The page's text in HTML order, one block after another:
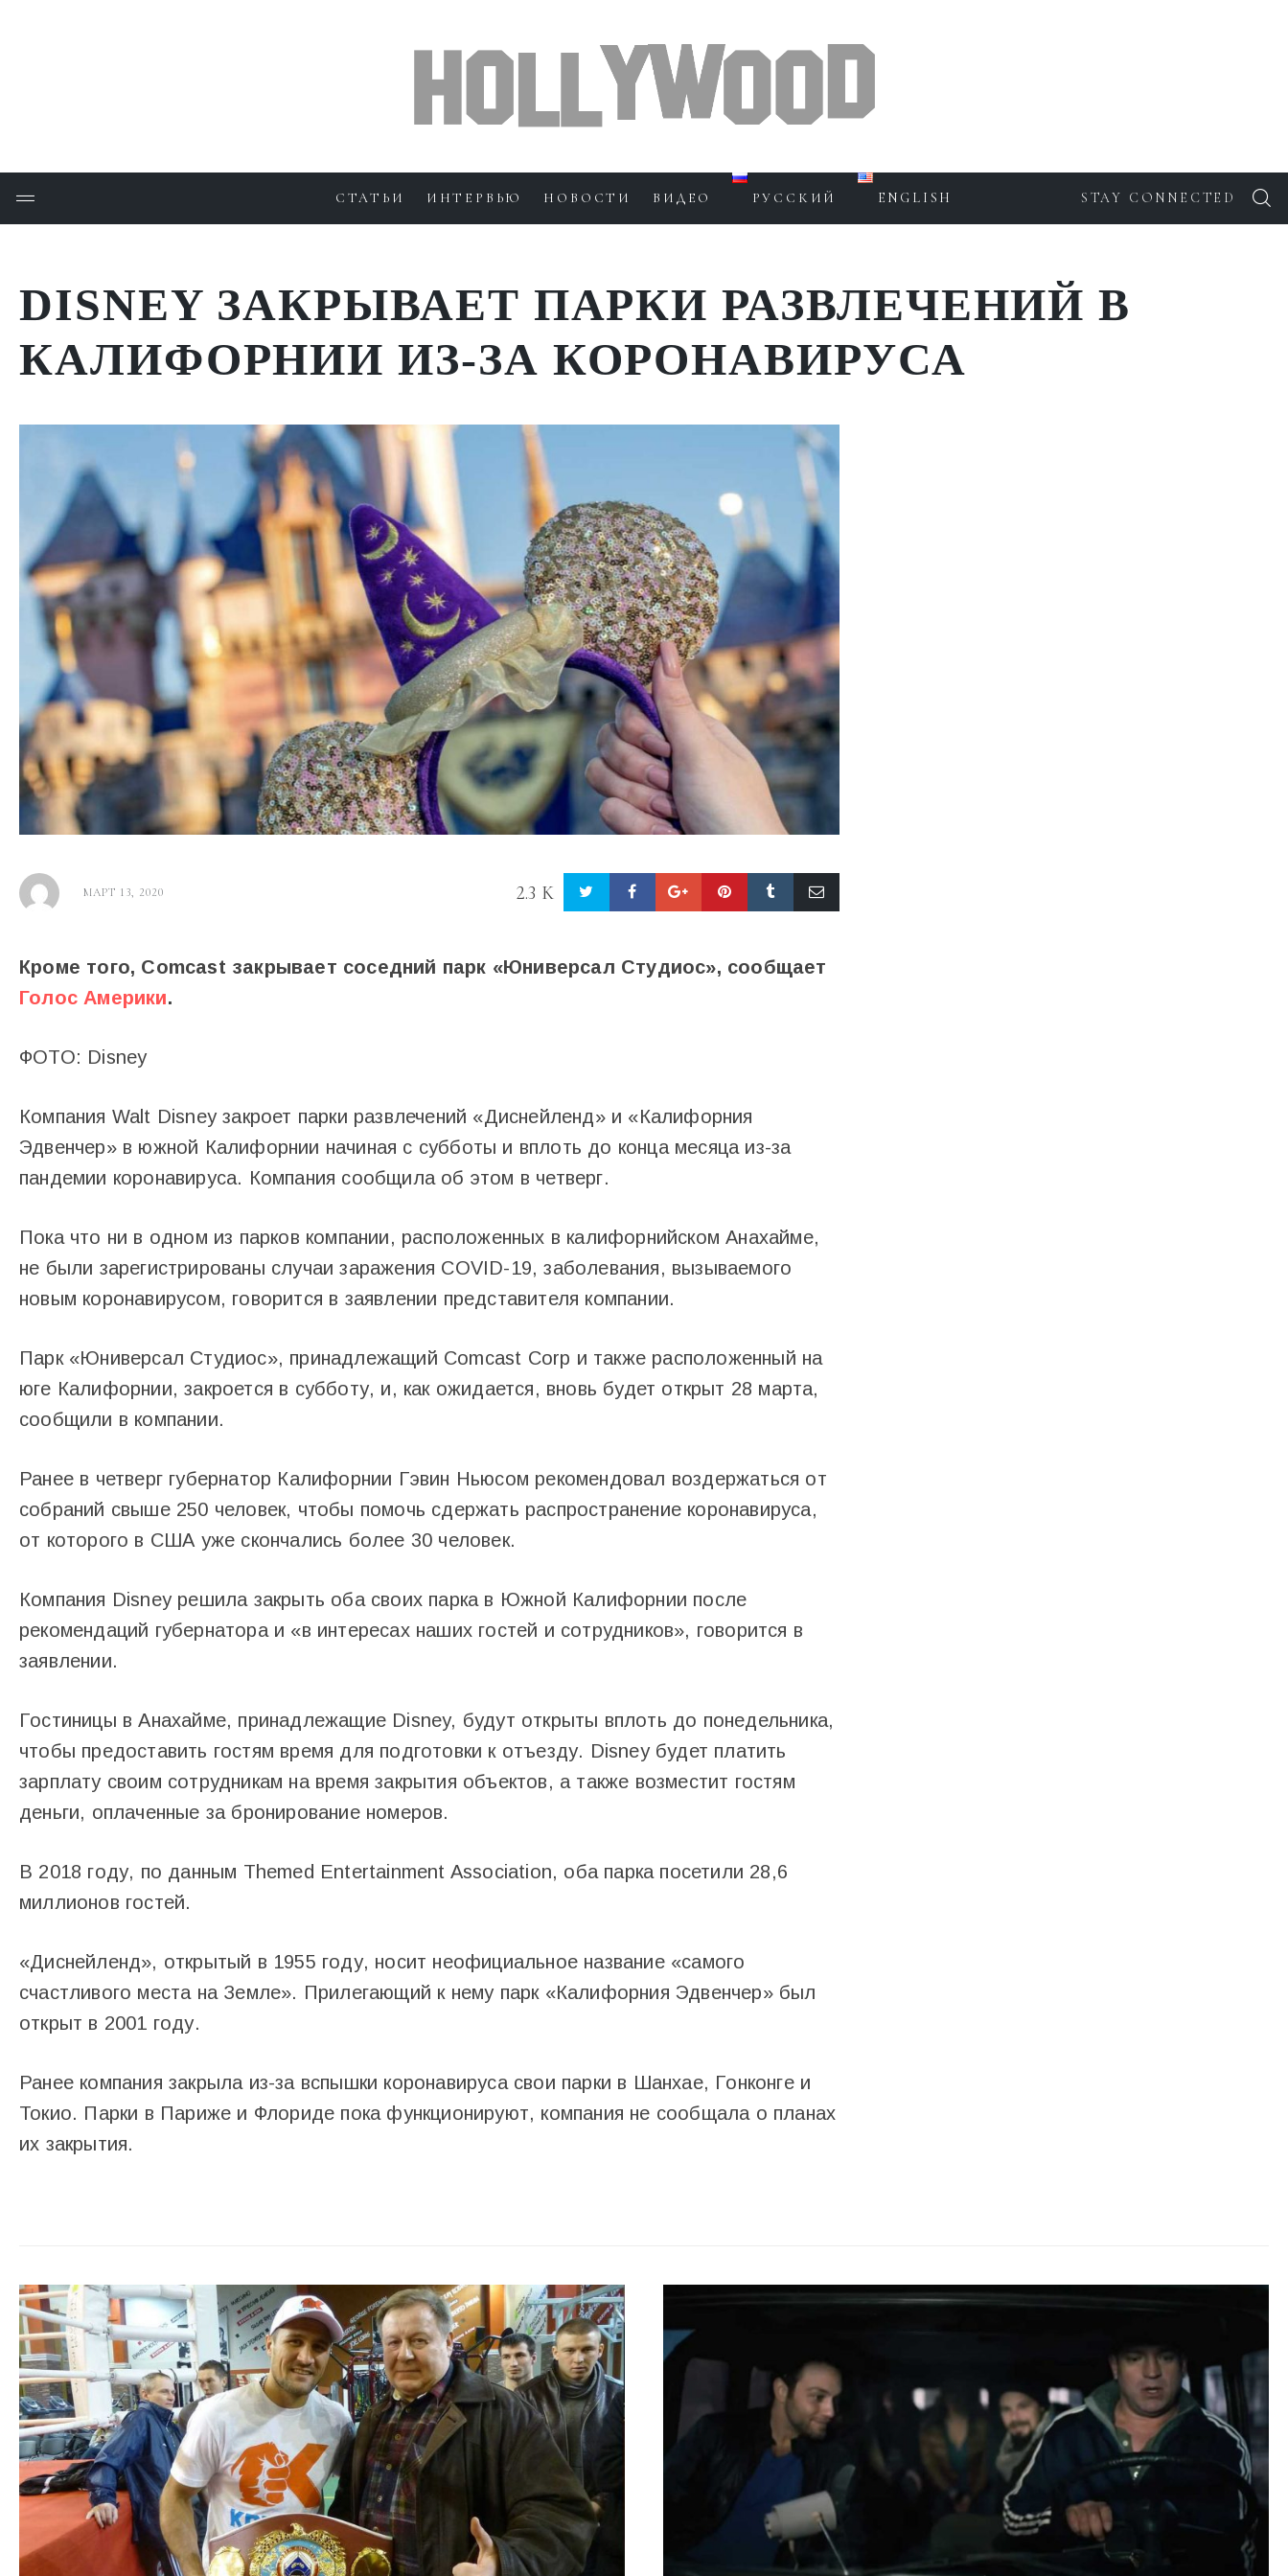
СТАТЬИ ИНТЕРВЬЮ НОВОСТИ ВИДЕО РУССКИЙ ENGLISH STAY CONNECTED
DISNEY ЗАКРЫВАЕТ ПАРКИ РАЗВЛЕЧЕНИЙ В
КАЛИФОРНИИ ИЗ-ЗА КОРОНАВИРУСА
МАРТ 13, 2020 2.3 K
Кроме того, Comcast закрывает соседний парк «Юниверсал Студиос», сообщает
Голос Америки.
ФОТО: Disney
Компания Walt Disney закроет парки развлечений «Диснейленд» и «Калифорния
Эдвенчер» в южной Калифорнии начиная с субботы и вплоть до конца месяца из-за
пандемии коронавируса. Компания сообщила об этом в четверг.
Пока что ни в одном из парков компании, расположенных в калифорнийском Анахайме,
не были зарегистрированы случаи заражения COVID-19, заболевания, вызываемого
новым коронавирусом, говорится в заявлении представителя компании.
Парк «Юниверсал Студиос», принадлежащий Comcast Corp и также расположенный на
юге Калифорнии, закроется в субботу, и, как ожидается, вновь будет открыт 28 марта,
сообщили в компании.
Ранее в четверг губернатор Калифорнии Гэвин Ньюсом рекомендовал воздержаться от
собраний свыше 250 человек, чтобы помочь сдержать распространение коронавируса,
от которого в США уже скончались более 30 человек.
Компания Disney решила закрыть оба своих парка в Южной Калифорнии после
рекомендаций губернатора и «в интересах наших гостей и сотрудников», говорится в
заявлении.
Гостиницы в Анахайме, принадлежащие Disney, будут открыты вплоть до понедельника,
чтобы предоставить гостям время для подготовки к отъезду. Disney будет платить
зарплату своим сотрудникам на время закрытия объектов, а также возместит гостям
деньги, оплаченные за бронирование номеров.
В 2018 году, по данным Themed Entertainment Association, оба парка посетили 28,6
миллионов гостей.
«Диснейленд», открытый в 1955 году, носит неофициальное название «самого
счастливого места на Земле». Прилегающий к нему парк «Калифорния Эдвенчер» был
открыт в 2001 году.
Ранее компания закрыла из-за вспышки коронавируса свои парки в Шанхае, Гонконге и
Токио. Парки в Париже и Флориде пока функционируют, компания не сообщала о планах
их закрытия.